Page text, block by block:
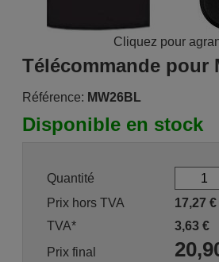
Cliquez pour
Télécommande pour
Référence: MW26BL
Disponible en stock
Quantité
Prix hors TVA
17,27 €
TVA*
3,63€
Prix final